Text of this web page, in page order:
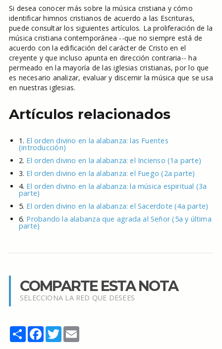
Si desea conocer más sobre la música cristiana y cómo
identificar himnos cristianos de acuerdo a las Escrituras,
puede consultar los siguientes artículos. La proliferación de la
música cristiana contemporánea --que no siempre está de
acuerdo con la edificación del carácter de Cristo en el
creyente y que incluso apunta en dirección contraria-- ha
permeado en la mayoría de las iglesias cristianas, por lo que
es necesario analizar, evaluar y discernir la música que se usa
en nuestras iglesias.
Artículos relacionados
1. El orden divino en la alabanza: las Fuentes
(introducción)
2. El orden divino en la alabanza: el Incienso (1a parte)
3. El orden divino en la alabanza: el Fuego (2a parte)
4. El orden divino en la alabanza: la música espiritual (3a
parte)
5. El orden divino en la alabanza: el Sacerdote (4a parte)
6. Probando la alabanza que agrada al Señor (5a y última
parte)
COMPARTE ESTA NOTA
SELECCIONA LA RED QUE DESEES
Share Facebook
TwitterEmail